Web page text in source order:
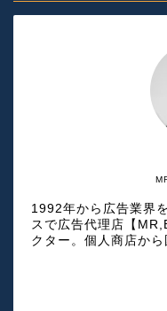
1992年から広告業界
スで広告代理店【
クター。個人商店か